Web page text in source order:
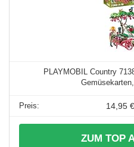
PLAYMOBIL Country
14,95 €
ZUM TOP